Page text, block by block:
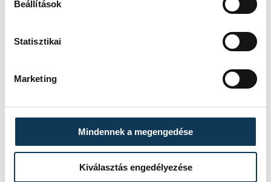
Beállítások
Statisztikai
Marketing
Mindennek a megengedése
Kiválasztás engedélyezése
A két évvel ezelőtti Európa-bajnokságon
Halász ugyancsak Nowicki mögött lett
sport ország-világ
atlétika
kalapácsvetés
Halász Bence